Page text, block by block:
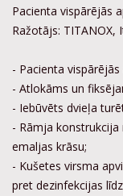
Pacienta vispārējās
Ražotājs: TITANOX,
- Pacienta
- Atlokāms un
- Iebūvēts dvieļa
- Rāmja
emaljas krāsu;
- Kušetes virsma
pret dezinfekcijas